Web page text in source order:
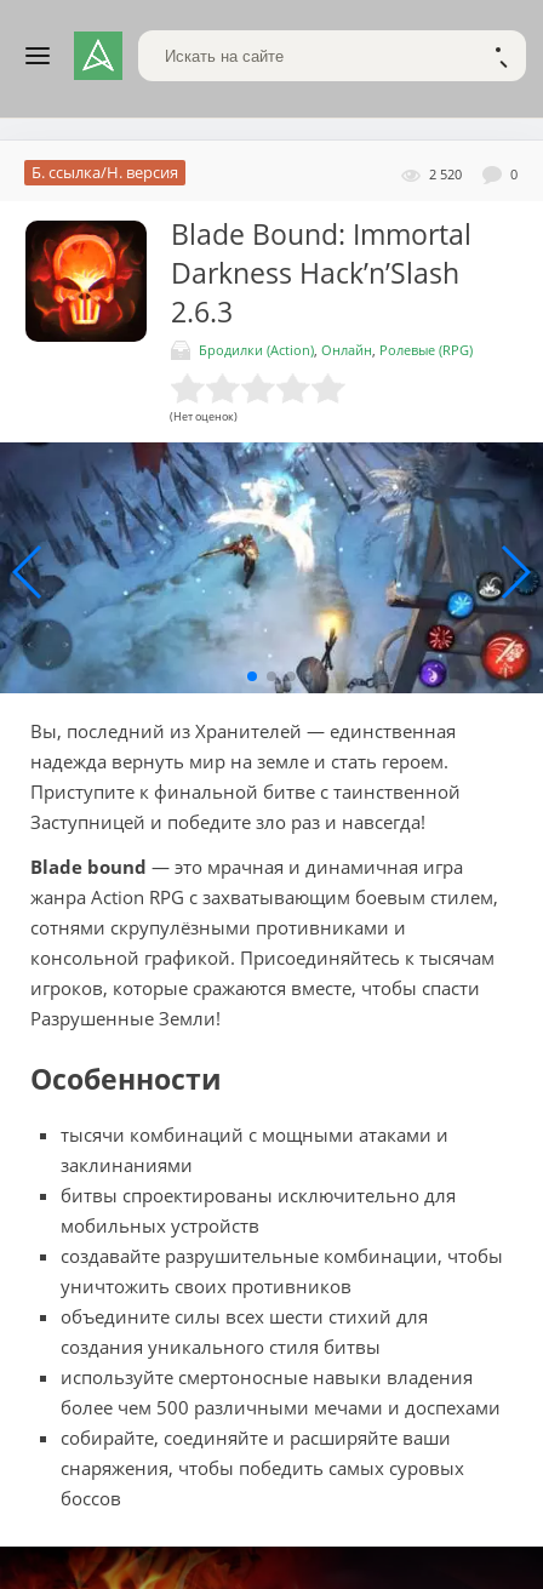
Поиск по сайту
2 520 0
Б. ссылка/Н. версия
Blade Bound: Immortal
Darkness Hack’n’Slash
2.6.3
Бродилки (Action) Онлайн Ролевые (RPG)
(Нет оценок)
Вы, последний из Хранителей — единственная
надежда вернуть мир на земле и стать героем.
Приступите к финальной битве с таинственной
Заступницей и победите зло раз и навсегда!
Blade bound — это мрачная и динамичная игра
жанра Action RPG с захватывающим боевым стилем,
сотнями скрупулёзными противниками и
консольной графикой. Присоединяйтесь к тысячам
игроков, которые сражаются вместе, чтобы спасти
Разрушенные Земли!
Особенности
тысячи комбинаций с мощными атаками и
заклинаниями
битвы спроектированы исключительно для
мобильных устройств
создавайте разрушительные комбинации, чтобы
уничтожить своих противников
объедините силы всех шести стихий для
создания уникального стиля битвы
используйте смертоносные навыки владения
более чем 500 различными мечами и доспехами
собирайте, соединяйте и расширяйте ваши
снаряжения, чтобы победить самых суровых
боссов